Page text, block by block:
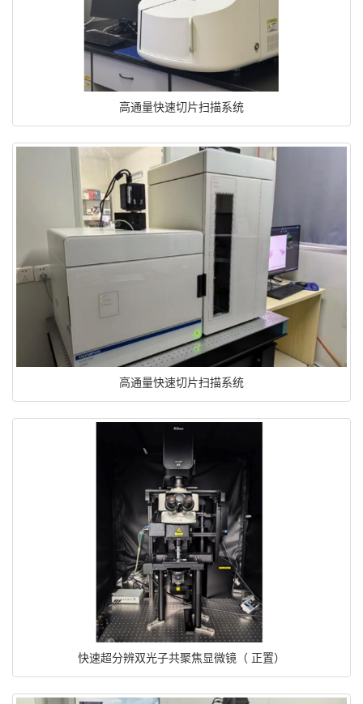
高通量快速切片扫描系统
高通量快速切片扫描系统
快速超分辨双光子共聚焦显微镜（ 正置）